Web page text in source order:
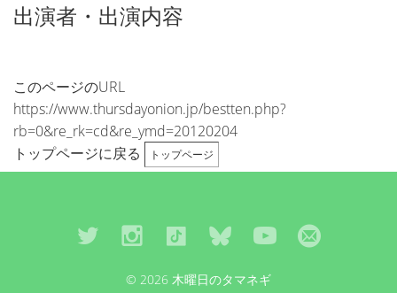
出演者・出演内容
このページのURL
https://www.thursdayonion.jp/bestten.php?
rb=0&re_rk=cd&re_ymd=20120204
トップページに戻る
トップページ
© 2026 木曜日のタマネギ